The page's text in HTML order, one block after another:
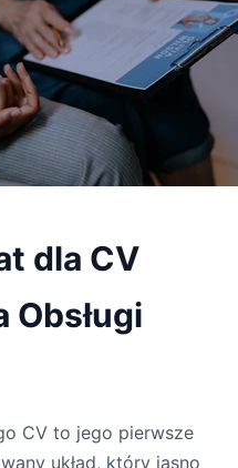
dla CV
CV to jego pierwsze
układ, który jasno